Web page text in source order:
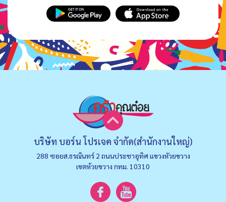
บริษัท บอร์น โปรเจค จำกัด(สำนักงานใหญ่)
288 ซอยส.ธรณินทร์ 2 ถนนประชาอุทิศ แขวงหัวยขวาง
เขตห้วยขวาง กทม. 10310